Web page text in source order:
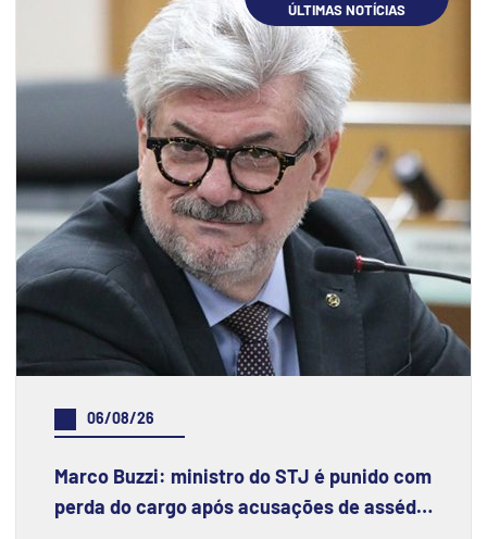
ÚLTIMAS NOTÍCIAS
06/08/26
Marco Buzzi: ministro do STJ é punido com
perda do cargo após acusações de assédio